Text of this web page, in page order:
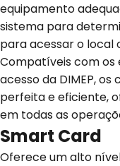
equipamento
sistema para
para acessar o local
Compatíveis com
acesso da DIMEP,
perfeita e eficiente,
em todas as
Smart Card
Oferece um alto